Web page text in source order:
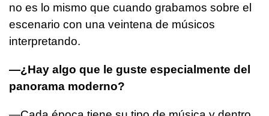
no es lo mismo que cuando grabamos sobre el
escenario con una veintena de músicos
interpretando.
—¿Hay algo que le guste especialmente del
panorama moderno?